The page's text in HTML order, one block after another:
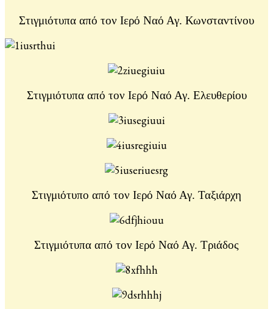
Στιγμιότυπα από τον Ιερό Ναό Αγ. Κωνσταντίνου
Στιγμιότυπα από τον Ιερό Ναό Αγ. Ελευθερίου
Στιγμιότυπο από τον Ιερό Ναό Αγ. Ταξιάρχη
Στιγμιότυπα από τον Ιερό Ναό Αγ. Τριάδος